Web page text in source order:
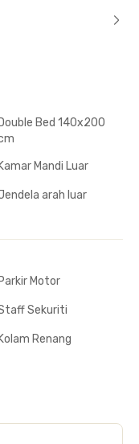
Double Bed 140x200
Kamar Mandi Luar
arah luar
Parkir Motor
Sekuriti
Kolam Renang